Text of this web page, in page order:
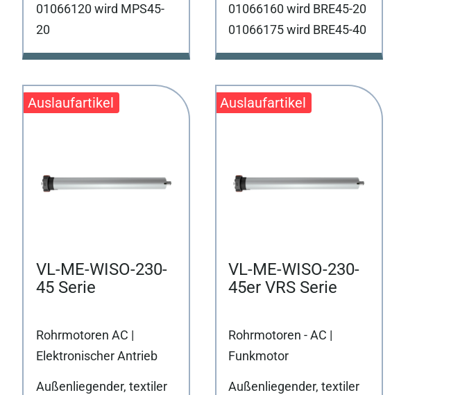
01066120 wird MPS45-
20
01066160 wird BRE45-20
01066175 wird BRE45-40
VL-ME-WISO-230-
45 Serie
Rohrmotoren AC |
Elektronischer Antrieb
Außenliegender, textiler
VL-ME-WISO-230-
45er VRS Serie
Rohrmotoren - AC |
Funkmotor
Außenliegender, textiler